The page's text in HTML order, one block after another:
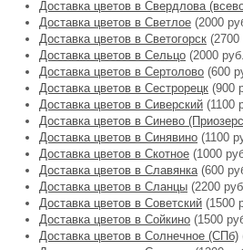
Доставка цветов в Свердлова
Доставка цветов в Светлое (2000
Доставка цветов в Светогорск (2700
Доставка цветов в Сельцо (2000
Доставка цветов в Сертолово (600
Доставка цветов в Сестрорецк (900
Доставка цветов в Сиверский (1100
Доставка цветов в Синево
Доставка цветов в Синявино (1100
Доставка цветов в Скотное (1000
Доставка цветов в Славянка(600
Доставка цветов в Сланцы (2200
Доставка цветов в Советский (1500
Доставка цветов в Сойкино (1500
Доставка цветов в Солнечное (СПб)